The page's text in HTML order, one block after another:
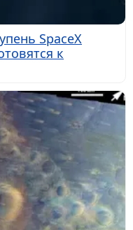
SpaceX
к